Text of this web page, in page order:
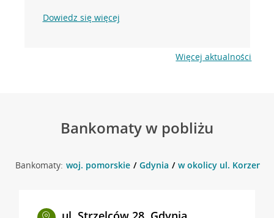
Dowiedz się więcej
Więcej aktualności
Bankomaty w pobliżu
Bankomaty: woj. pomorskie Gdynia w okolicy ul. Korzenna